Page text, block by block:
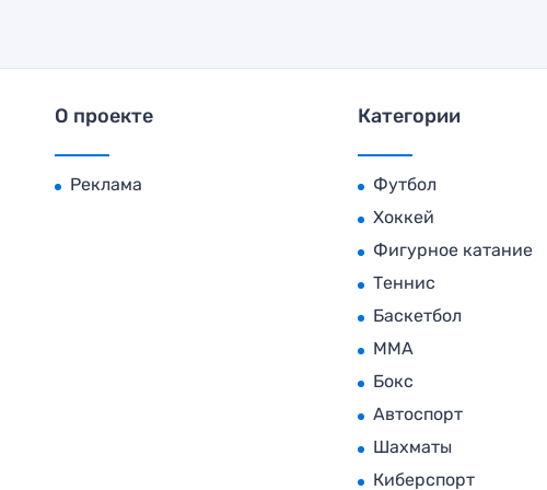
О проекте
Реклама
Категории
Футбол
Хоккей
Фигурное катание
Теннис
Баскетбол
MMA
Бокс
Автоспорт
Шахматы
Киберспорт